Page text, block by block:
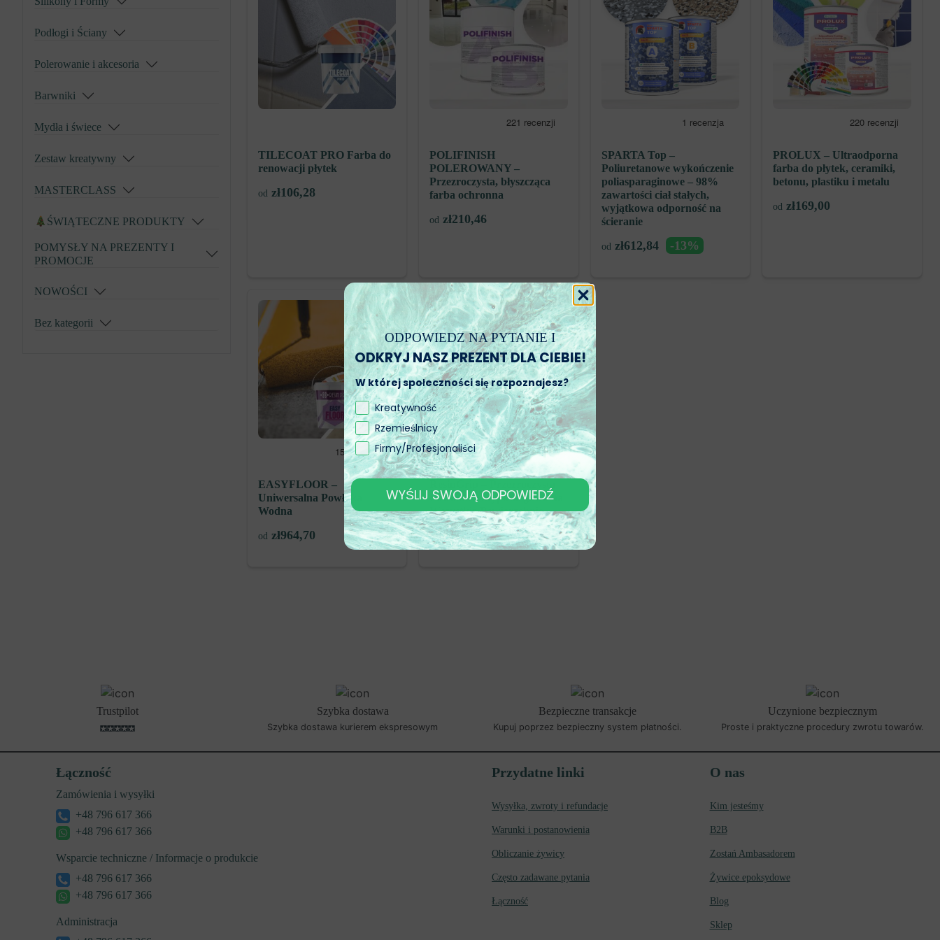
Podłogi i Ściany
Polerowanie i akcesoria
Barwniki
Mydła i świece
Zestaw kreatywny
MASTERCLASS
ŚWIĄTECZNE PRODUKTY
POMYSŁY NA PREZENTY I
PROMOCJE
NOWOŚCI
Bez kategorii
TILECOAT PRO Farba do
renowacji płytek
od zł106,28
POLIFINISH
POLEROWANY –
Przezroczysta, błyszcząca
farba ochronna
od zł210,46
SPARTA Top –
Poliuretanowe wykończenie
poliasparaginowe – 98%
zawartości ciał stałych,
wyjątkowa odporność na
ścieranie
od zł612,84 -13%
PROLUX – Ultraodporna
farba do płytek, ceramiki,
betonu, plastiku i metalu
od zł169,00
EASYFLOOR –
Uniwersalna Powłoka
Wodna
od zł964,70
Powłoka Antypoślizgowa na
Wszystkie Powierzchnie
od zł127,83
Trustpilot Szybka dostawa
Szybka dostawa kurierem ekspresowym
Bezpieczne transakcje
Kupuj poprzez bezpieczny system płatności.
Uczynione bezpiecznym
Proste i praktyczne procedury zwrotu towarów.
Łączność
Zamówienia i wysyłki
+48 796 617 366
+48 796 617 366
Wsparcie techniczne / Informacje o produkcie
+48 796 617 366
+48 796 617 366
Administracja
Przydatne linki
Wysyłka, zwroty i refundacje
Warunki i postanowienia
Obliczanie żywicy
Często zadawane pytania
Łączność
O nas
Kim jesteśmy
B2B
Zostań Ambasadorem
Żywice epoksydowe
Blog
Sklep
ODPOWIEDZ NA PYTANIE I
ODKRYJ NASZ PREZENT DLA CIEBIE!
W której społeczności się rozpoznajesz?
Kreatywność
Rzemieślnicy
Firmy/Profesjonaliści
WYŚLIJ SWOJĄ ODPOWIEDŹ